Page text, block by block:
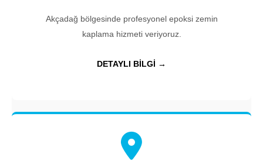
Akçadağ bölgesinde profesyonel epoksi zemin
kaplama hizmeti veriyoruz.
DETAYLI BİLGİ →